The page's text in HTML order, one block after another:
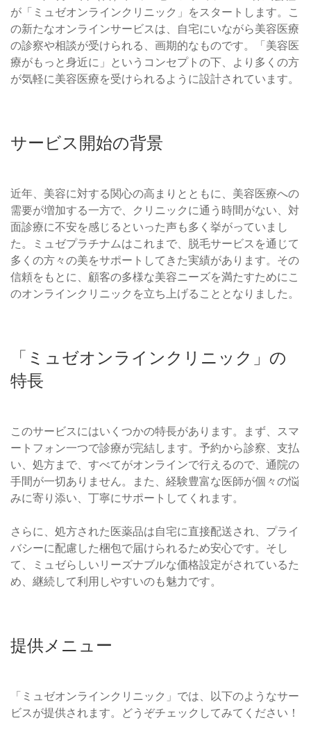
が「ミュゼオンラインクリニック」をスタートします。こ
の新たなオンラインサービスは、自宅にいながら美容医療
の診察や相談が受けられる、画期的なものです。「美容医
療がもっと身近に」というコンセプトの下、より多くの方
が気軽に美容医療を受けられるように設計されています。
サービス開始の背景
近年、美容に対する関心の高まりとともに、美容医療への
需要が増加する一方で、クリニックに通う時間がない、対
面診療に不安を感じるといった声も多く挙がっていまし
た。ミュゼプラチナムはこれまで、脱毛サービスを通じて
多くの方々の美をサポートしてきた実績があります。その
信頼をもとに、顧客の多様な美容ニーズを満たすためにこ
のオンラインクリニックを立ち上げることとなりました。
「ミュゼオンラインクリニック」の
特長
このサービスにはいくつかの特長があります。まず、スマ
ートフォン一つで診療が完結します。予約から診察、支払
い、処方まで、すべてがオンラインで行えるので、通院の
手間が一切ありません。また、経験豊富な医師が個々の悩
みに寄り添い、丁寧にサポートしてくれます。
さらに、処方された医薬品は自宅に直接配送され、プライ
バシーに配慮した梱包で届けられるため安心です。そし
て、ミュゼらしいリーズナブルな価格設定がされているた
め、継続して利用しやすいのも魅力です。
提供メニュー
「ミュゼオンラインクリニック」では、以下のようなサー
ビスが提供されます。どうぞチェックしてみてください！